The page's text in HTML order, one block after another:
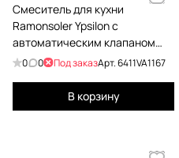
Смеситель для кухни
Ramonsoler Ypsilon с
автоматическим клапаном
plus 6411VA1167
0 0 Под заказАрт.6411VA1167
В корзину